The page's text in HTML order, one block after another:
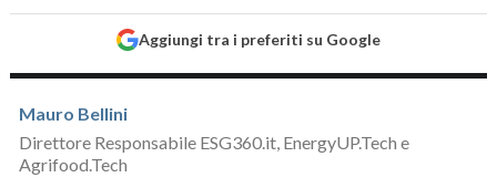
Aggiungi tra i preferiti su Google
Mauro Bellini
Direttore Responsabile ESG360.it, EnergyUP.Tech e
Agrifood.Tech